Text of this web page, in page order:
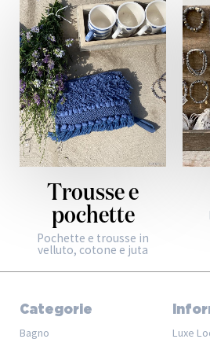
Trousse e
pochette
Pochette e trousse in
velluto, cotone e juta
Categorie
Bagno Luxe